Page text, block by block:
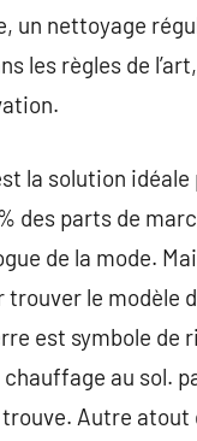
nettoyage
les règles de
la solution
des parts de
de la mode.
le modèle
est symbole de
au sol.
Autre